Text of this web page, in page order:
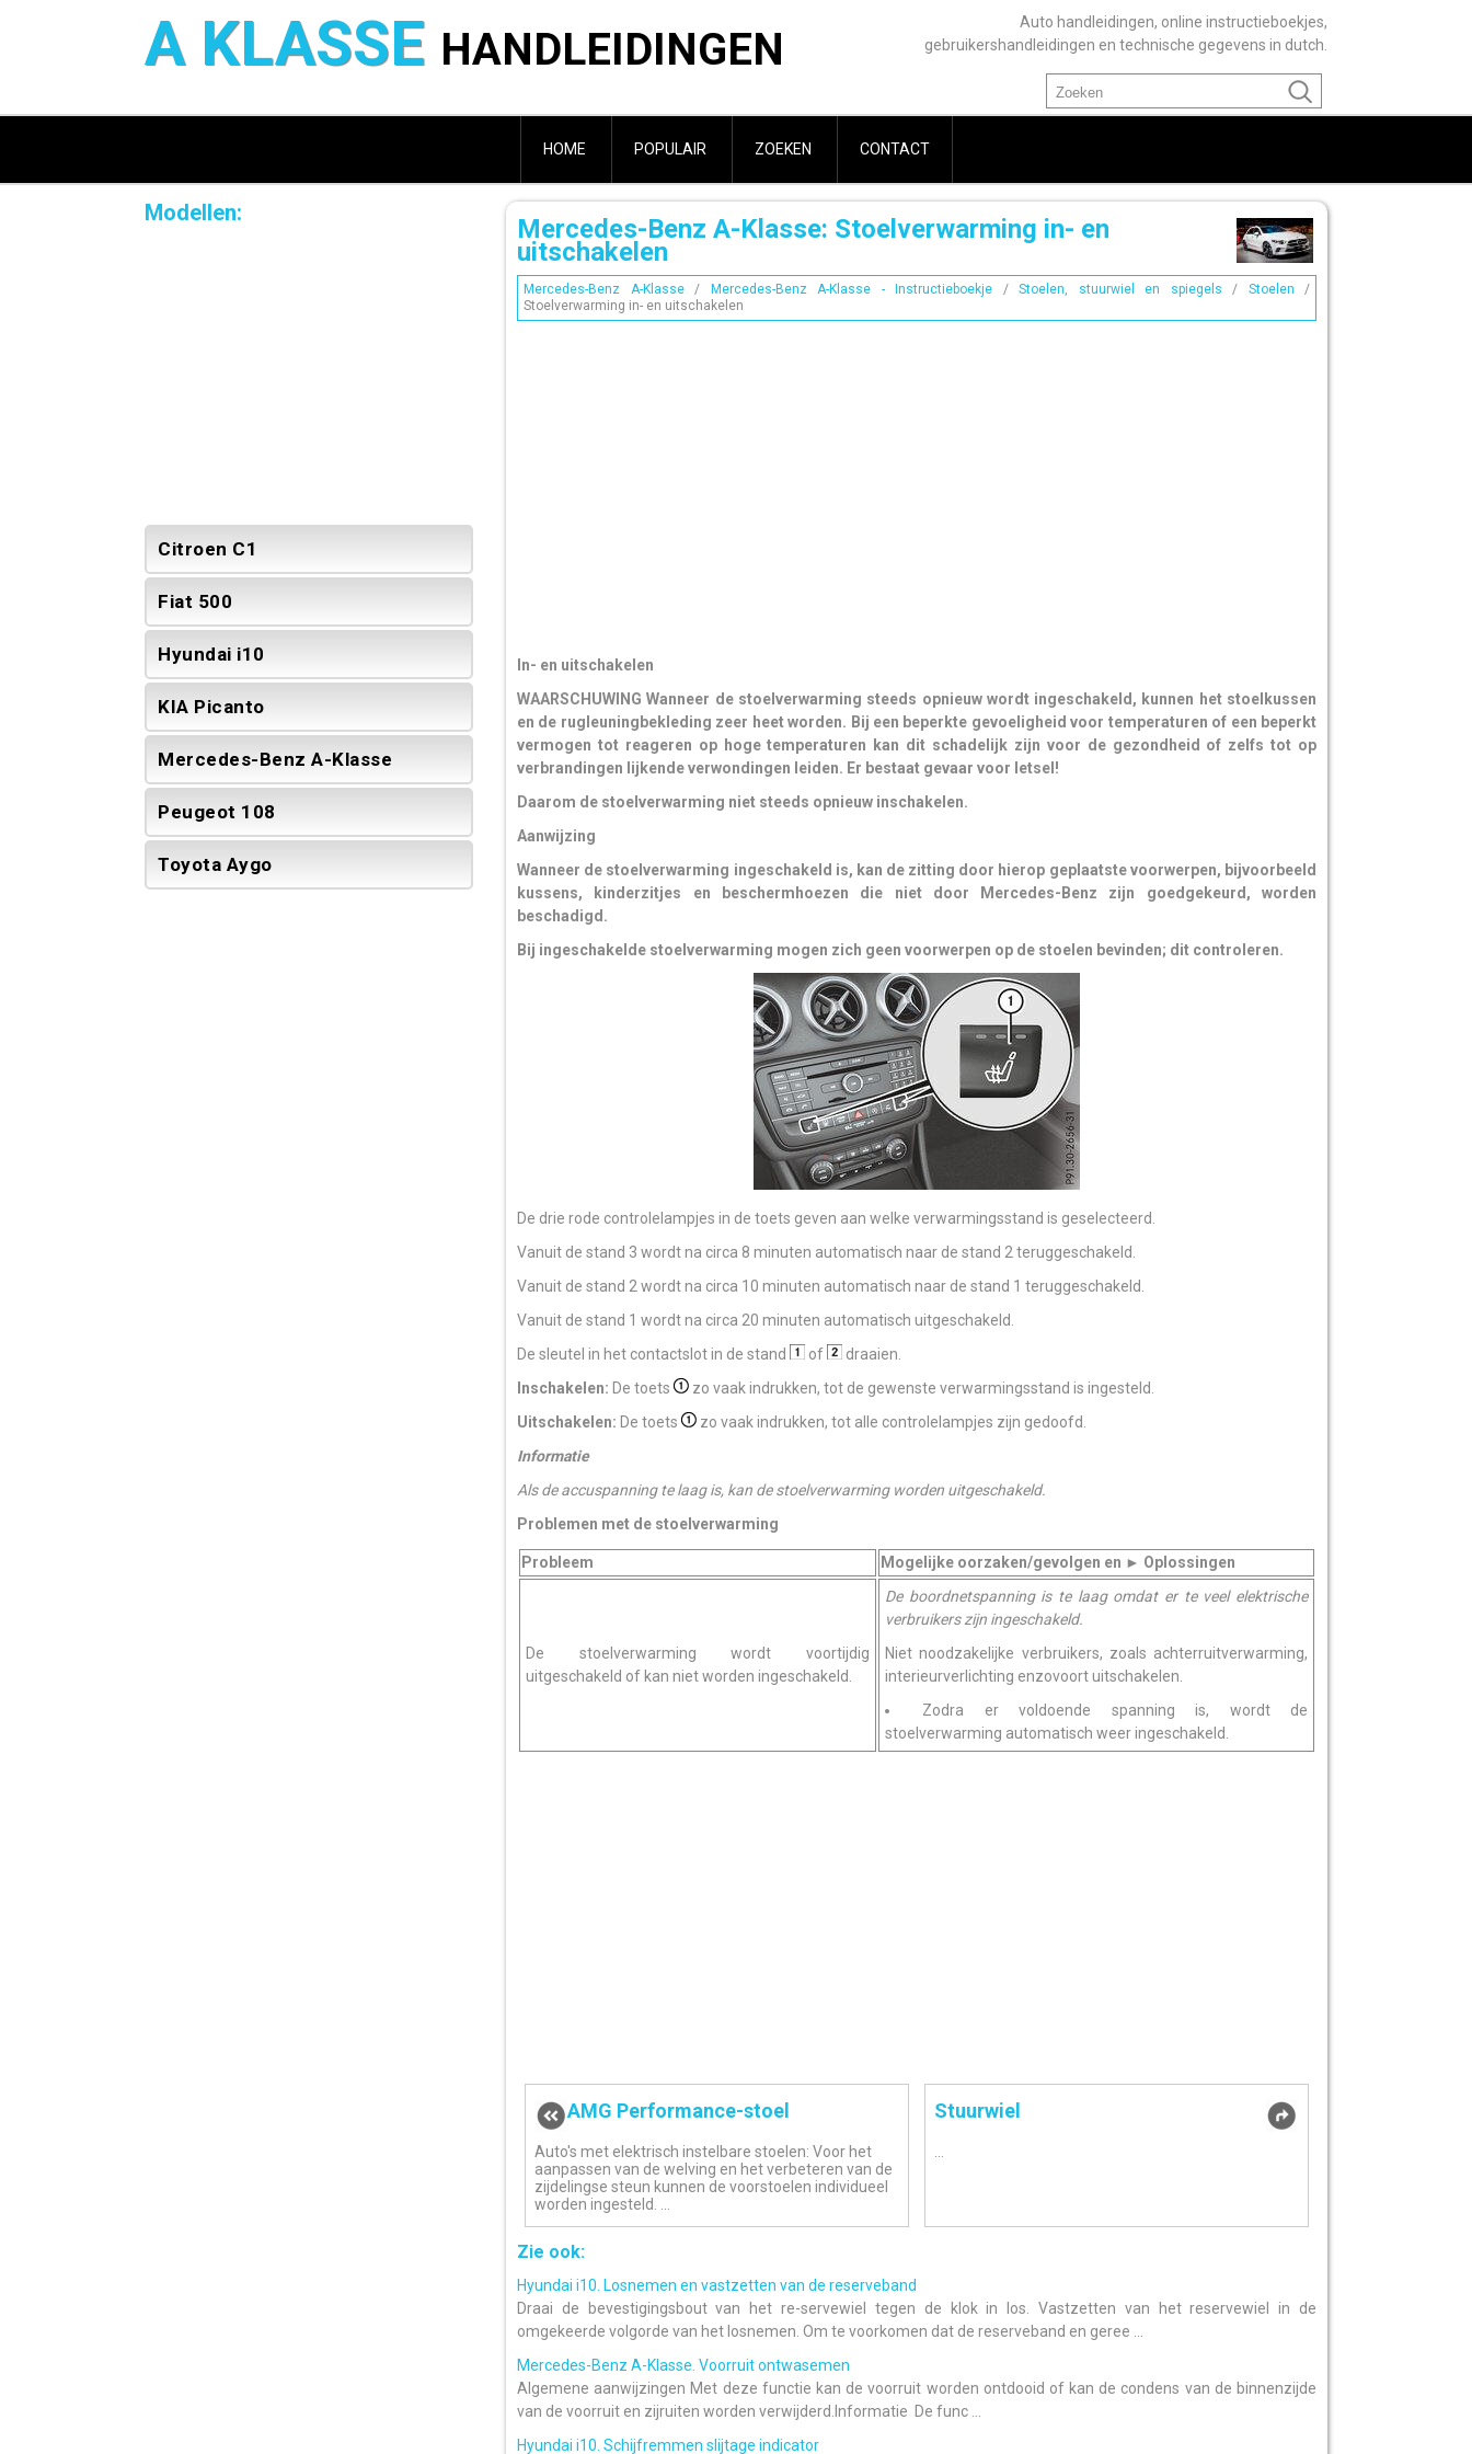
A KLASSE HANDLEIDINGEN
Auto handleidingen, online instructieboekjes,
gebruikershandleidingen en technische gegevens in dutch.
HOME POPULAIR ZOEKEN CONTACT
Mercedes-Benz A-Klasse: Stoelverwarming in- en
uitschakelen
Mercedes-Benz A-Klasse/ Mercedes-Benz A-Klasse - Instructieboekje / Stoelen, stuurwiel en spiegels / Stoelen /
Stoelverwarming in- en uitschakelen
In- en uitschakelen
WAARSCHUWING Wanneer de stoelverwarming steeds opnieuw wordt ingeschakeld, kunnen het stoelkussen
en de rugleuningbekleding zeer heet worden. Bij een beperkte gevoeligheid voor temperaturen of een beperkt
vermogen tot reageren op hoge temperaturen kan dit schadelijk zijn voor de gezondheid of zelfs tot op
verbrandingen lijkende verwondingen leiden. Er bestaat gevaar voor letsel!
Daarom de stoelverwarming niet steeds opnieuw inschakelen.
Aanwijzing
Wanneer de stoelverwarming ingeschakeld is, kan de zitting door hierop geplaatste voorwerpen, bijvoorbeeld
kussens, kinderzitjes en beschermhoezen die niet door Mercedes-Benz zijn goedgekeurd, worden
beschadigd.
Bij ingeschakelde stoelverwarming mogen zich geen voorwerpen op de stoelen bevinden; dit controleren.
De drie rode controlelampjes in de toets geven aan welke verwarmingsstand is geselecteerd.
Vanuit de stand 3 wordt na circa 8 minuten automatisch naar de stand 2 teruggeschakeld.
Vanuit de stand 2 wordt na circa 10 minuten automatisch naar de stand 1 teruggeschakeld.
Vanuit de stand 1 wordt na circa 20 minuten automatisch uitgeschakeld.
De sleutel in het contactslot in de stand
of
draaien.
Inschakelen: De toets
zo vaak indrukken, tot de gewenste verwarmingsstand is ingesteld.
Uitschakelen: De toets
zo vaak indrukken, tot alle controlelampjes zijn gedoofd.
Informatie
Als de accuspanning te laag is, kan de stoelverwarming worden uitgeschakeld.
Problemen met de stoelverwarming
Probleem Mogelijke oorzaken/gevolgen en ► Oplossingen
De stoelverwarming wordt voortijdig
uitgeschakeld of kan niet worden ingeschakeld.
De boordnetspanning is te laag omdat er te veel elektrische
verbruikers zijn ingeschakeld.
Niet noodzakelijke verbruikers, zoals achterruitverwarming,
interieurverlichting enzovoort uitschakelen.
Zodra er voldoende spanning is, wordt de
stoelverwarming automatisch weer ingeschakeld.
AMG Performance-stoel
Auto's met elektrisch instelbare stoelen: Voor het
aanpassen van de welving en het verbeteren van de
zijdelingse steun kunnen de voorstoelen individueel
worden ingesteld. ...
Stuurwiel
Zie ook:
Hyundai i10. Losnemen en vastzetten van de reserveband
Draai de bevestigingsbout van het re-servewiel tegen de klok in los. Vastzetten van het reservewiel in de
omgekeerde volgorde van het losnemen. Om te voorkomen dat de reserveband en geree ...
Mercedes-Benz A-Klasse. Voorruit ontwasemen
Algemene aanwijzingen Met deze functie kan de voorruit worden ontdooid of kan de condens van de binnenzijde
van de voorruit en zijruiten worden verwijderd.Informatie De func ...
Hyundai i10. Schijfremmen slijtage indicator
Modellen:
Citroen C1
Fiat 500
Hyundai i10
KIA Picanto
Mercedes-Benz A-Klasse
Peugeot 108
Toyota Aygo